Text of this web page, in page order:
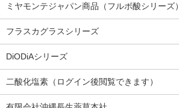
ミヤモンテジャパン商品（フルボ酸シリーズ）
フラスカグラスシリーズ
DiODiAシリーズ
二酸化塩素（ログイン後閲覧できます）